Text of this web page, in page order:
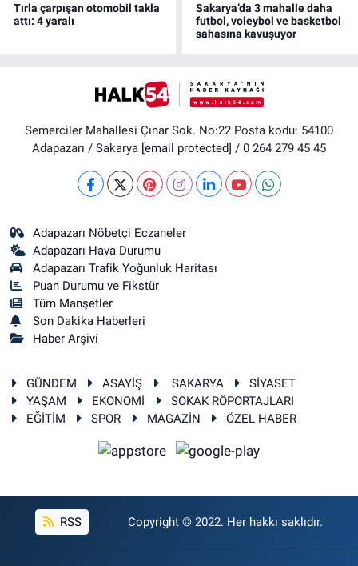
Tırla çarpışan otomobil takla
attı: 4 yaralı
Sakarya’da 3 mahalle daha
futbol, voleybol ve basketbol
sahasına kavuşuyor
Semerciler Mahallesi Çınar Sok. No:22 Posta kodu: 54100
Adapazarı / Sakarya [email protected] / 0 264 279 45 45
Adapazarı Nöbetçi Eczaneler
Adapazarı Hava Durumu
Adapazarı Trafik Yoğunluk Haritası
Puan Durumu ve Fikstür
Tüm Manşetler
Son Dakika Haberleri
Haber Arşivi
GÜNDEM ASAYİŞ SAKARYA
SİYASET
YAŞAM
EKONOMİ
SOKAK RÖPORTAJLARI
EĞİTİM
SPOR MAGAZİN ÖZEL HABER
RSS Copyright © 2022. Her hakkı saklıdır.